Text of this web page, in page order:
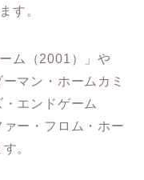
す。
ム（2001）」や
マン・ホームカミ
エンドゲーム
ー・フロム・ホー
。